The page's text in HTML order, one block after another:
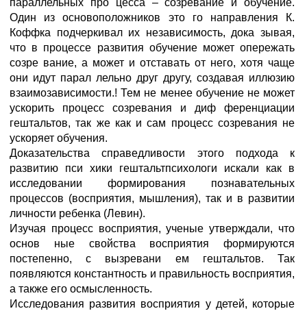
параллельных про цесса – созревание и обучение.
Один из основоположников это го направления К.
Коффка подчеркивал их независимость, дока зывая,
что в процессе развития обучение может опережать
созре вание, а может и отставать от него, хотя чаще
они идут парал лельно друг другу, создавая иллюзию
взаимозависимости.! Тем не менее обучение не может
ускорить процесс созревания и диф ференциации
гештальтов, так же как и сам процесс созревания не
ускоряет обучения.
Доказательства справедливости этого подхода к
развитию пси хики гештальтпсихологи искали как в
исследовании формирования познавательных
процессов (восприятия, мышления), так и в развитии
личности ребенка (Левин).
Изучая процесс восприятия, ученые утверждали, что
основ ные свойства восприятия формируются
постепенно, с вызревани ем гештальтов. Так
появляются константность и правильность восприятия,
а также его осмысленность.
Исследования развития восприятия у детей, которые